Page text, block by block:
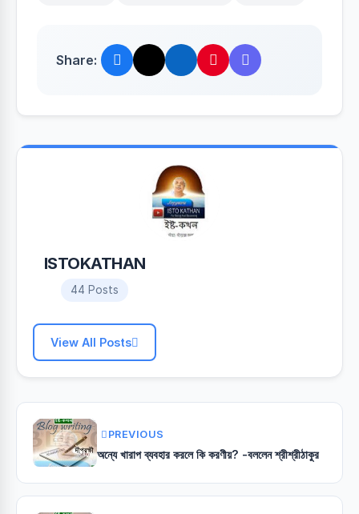
Share:
ISTOKATHAN
44 Posts
View All Posts
PREVIOUS
অন্যে খারাপ ব্যবহার করলে কি করণীয়? -বললেন শ্রীশ্রীঠাকুর